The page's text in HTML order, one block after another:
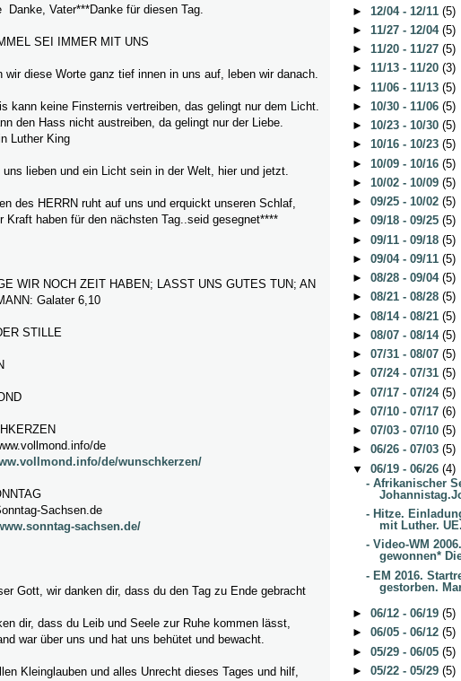
Danke, Vater***Danke für diesen Tag.
SEI IMMER MIT UNS
wir diese Worte ganz tief innen in uns auf, leben wir danach.
kann keine Finsternis vertreiben, das gelingt nur dem Licht.
den Hass nicht austreiben, da gelingt nur der Liebe.
Luther King
lieben und ein Licht sein in der Welt, hier und jetzt.
des HERRN ruht auf uns und erquickt unseren Schlaf,
Kraft haben für den nächsten Tag..seid gesegnet****
WIR NOCH ZEIT HABEN; LASST UNS GUTES TUN; AN
Galater 6,10
STILLE
de
de/wunschkerzen/
Sachsen.de
sachsen.de/
Gott, wir danken dir, dass du den Tag zu Ende gebracht
dir, dass du Leib und Seele zur Ruhe kommen lässt,
war über uns und hat uns behütet und bewacht.
Kleinglauben und alles Unrecht dieses Tages und hilf,
► 12/04 - 12/11 (5)
► 11/27 - 12/04 (5)
► 11/20 - 11/27 (5)
► 11/13 - 11/20 (3)
► 11/06 - 11/13 (5)
► 10/30 - 11/06 (5)
► 10/23 - 10/30 (5)
► 10/16 - 10/23 (5)
► 10/09 - 10/16 (5)
► 10/02 - 10/09 (5)
► 09/25 - 10/02 (5)
► 09/18 - 09/25 (5)
► 09/11 - 09/18 (5)
► 09/04 - 09/11 (5)
► 08/28 - 09/04 (5)
► 08/21 - 08/28 (5)
► 08/14 - 08/21 (5)
► 08/07 - 08/14 (5)
► 07/31 - 08/07 (5)
► 07/24 - 07/31 (5)
► 07/17 - 07/24 (5)
► 07/10 - 07/17 (6)
► 07/03 - 07/10 (5)
► 06/26 - 07/03 (5)
▼ 06/19 - 06/26 (4)
- Afrikanischer
- Hitze.
mit Luther.
- Video-WM
gewonnen*
- EM 2016.
gestorben.
► 06/12 - 06/19 (5)
► 06/05 - 06/12 (5)
► 05/29 - 06/05 (5)
► 05/22 - 05/29 (5)